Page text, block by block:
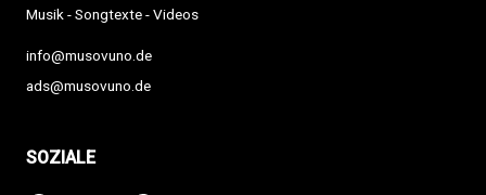
Musik - Songtexte - Videos
info@musovuno.de
ads@musovuno.de
SOZIALE